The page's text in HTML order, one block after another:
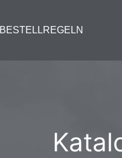
BESTELLREGELN